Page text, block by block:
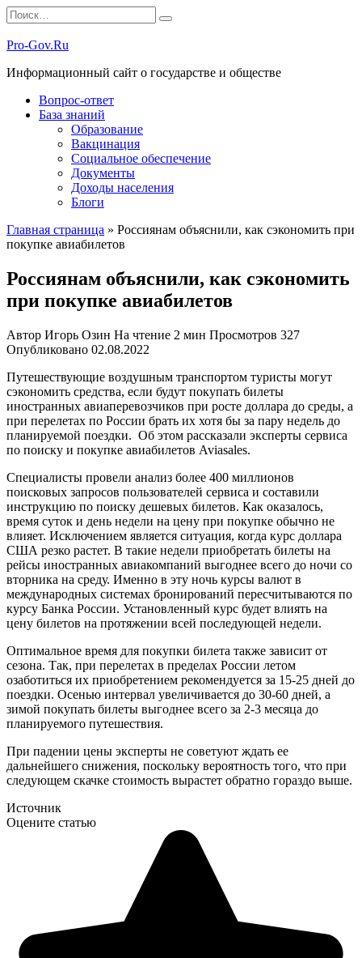
Перейти
к
содержанию
Search
for:
Pro-Gov.Ru
Информационный сайт о государстве и обществе
Вопрос-ответ
База знаний
Образование
Вакцинация
Социальное обеспечение
Документы
Доходы населения
Блоги
Главная страница » Россиянам объяснили, как сэкономить при
покупке авиабилетов
Россиянам объяснили, как сэкономить
при покупке авиабилетов
Автор Игорь Озин На чтение 2 мин Просмотров 327
Опубликовано 02.08.2022
Путешествующие воздушным транспортом туристы могут
сэкономить средства, если будут покупать билеты
иностранных авиаперевозчиков при росте доллара до среды, а
при перелетах по России брать их хотя бы за пару недель до
планируемой поездки. Об этом рассказали эксперты сервиса
по поиску и покупке авиабилетов Aviasales.
Специалисты провели анализ более 400 миллионов
поисковых запросов пользователей сервиса и составили
инструкцию по поиску дешевых билетов. Как оказалось,
время суток и день недели на цену при покупке обычно не
влияет. Исключением является ситуация, когда курс доллара
США резко растет. В такие недели приобретать билеты на
рейсы иностранных авиакомпаний выгоднее всего до ночи со
вторника на среду. Именно в эту ночь курсы валют в
международных системах бронирований пересчитываются по
курсу Банка России. Установленный курс будет влиять на
цену билетов на протяжении всей последующей недели.
Оптимальное время для покупки билета также зависит от
сезона. Так, при перелетах в пределах России летом
озаботиться их приобретением рекомендуется за 15-25 дней до
поездки. Осенью интервал увеличивается до 30-60 дней, а
зимой покупать билеты выгоднее всего за 2-3 месяца до
планируемого путешествия.
При падении цены эксперты не советуют ждать ее
дальнейшего снижения, поскольку вероятность того, что при
следующем скачке стоимость вырастет обратно гораздо выше.
Источник
Оцените статью